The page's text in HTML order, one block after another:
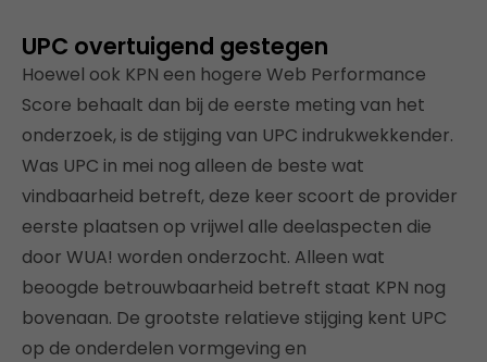
UPC overtuigend gestegen
Hoewel ook KPN een hogere Web Performance
Score behaalt dan bij de eerste meting van het
onderzoek, is de stijging van UPC indrukwekkender.
Was UPC in mei nog alleen de beste wat
vindbaarheid betreft, deze keer scoort de provider
eerste plaatsen op vrijwel alle deelaspecten die
door WUA! worden onderzocht. Alleen wat
beoogde betrouwbaarheid betreft staat KPN nog
bovenaan. De grootste relatieve stijging kent UPC
op de onderdelen vormgeving en